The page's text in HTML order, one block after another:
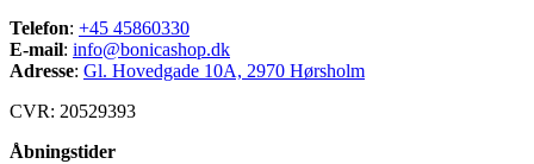
Telefon: +45 45860330
E-mail: info@bonicashop.dk
Adresse: Gl. Hovedgade 10A, 2970 Hørsholm
CVR: 20529393
Åbningstider